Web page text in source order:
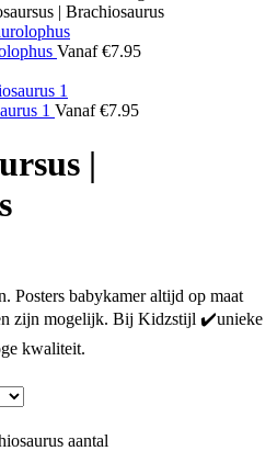
| Brachiosaurus
Vanaf €7.95
1 Vanaf €7.95
|
Posters babykamer altijd op maat
zijn mogelijk. Bij Kidzstijl ✔️unieke
kwaliteit.
aantal